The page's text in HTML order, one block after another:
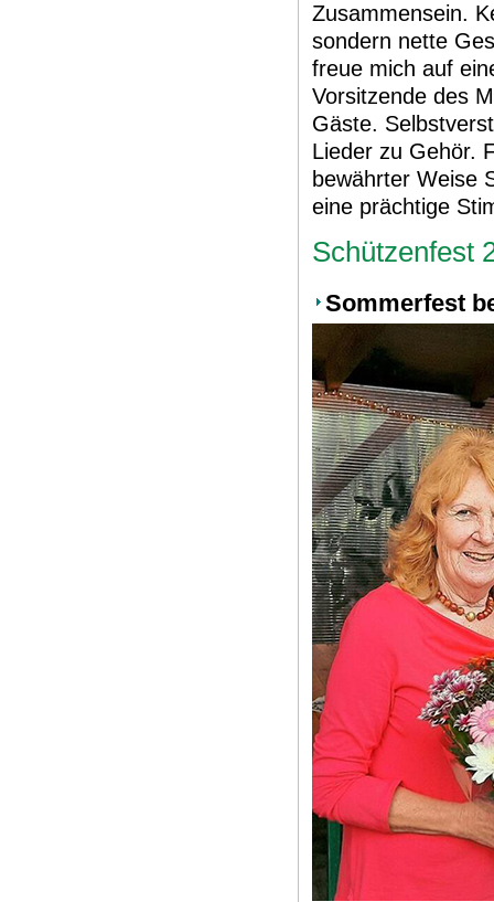
Zusammensein.
sondern nette
freue mich auf
Vorsitzende des
Gäste.
Lieder zu Gehör.
bewährter Weise
eine prächtige
Schützenfest
Sommerfest